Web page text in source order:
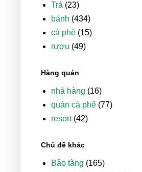
Trà (23)
bánh (434)
cà phê (15)
rượu (49)
Hàng quán
nhà hàng (16)
quán cà phê (77)
resort (42)
Chủ đề khác
Bảo tàng (165)